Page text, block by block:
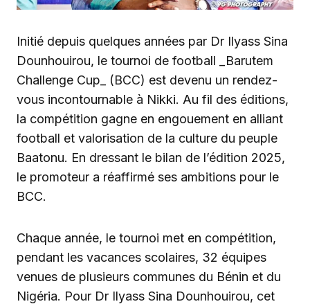
Initié depuis quelques années par Dr Ilyass Sina
Dounhouirou, le tournoi de football _Barutem
Challenge Cup_ (BCC) est devenu un rendez-
vous incontournable à Nikki. Au fil des éditions,
la compétition gagne en engouement en alliant
football et valorisation de la culture du peuple
Baatonu. En dressant le bilan de l’édition 2025,
le promoteur a réaffirmé ses ambitions pour le
BCC.
Chaque année, le tournoi met en compétition,
pendant les vacances scolaires, 32 équipes
venues de plusieurs communes du Bénin et du
Nigéria. Pour Dr Ilyass Sina Dounhouirou, cet